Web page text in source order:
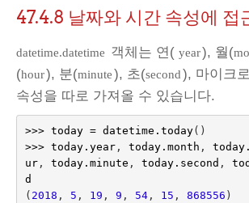
47.4.8 날짜와 시간 속성에 접
datetime.datetime 객체는 연( year), 월(
(hour), 분(minute), 초(second), 마이크
속성을 따로 가져올 수 있습니다.
>>> today = datetime . today()
>>> today. year, today. month , today.
ur, today. minute , today. second ,
d
( 2018 , 5 , 19 , 9 , 54, 15 , 868556 )